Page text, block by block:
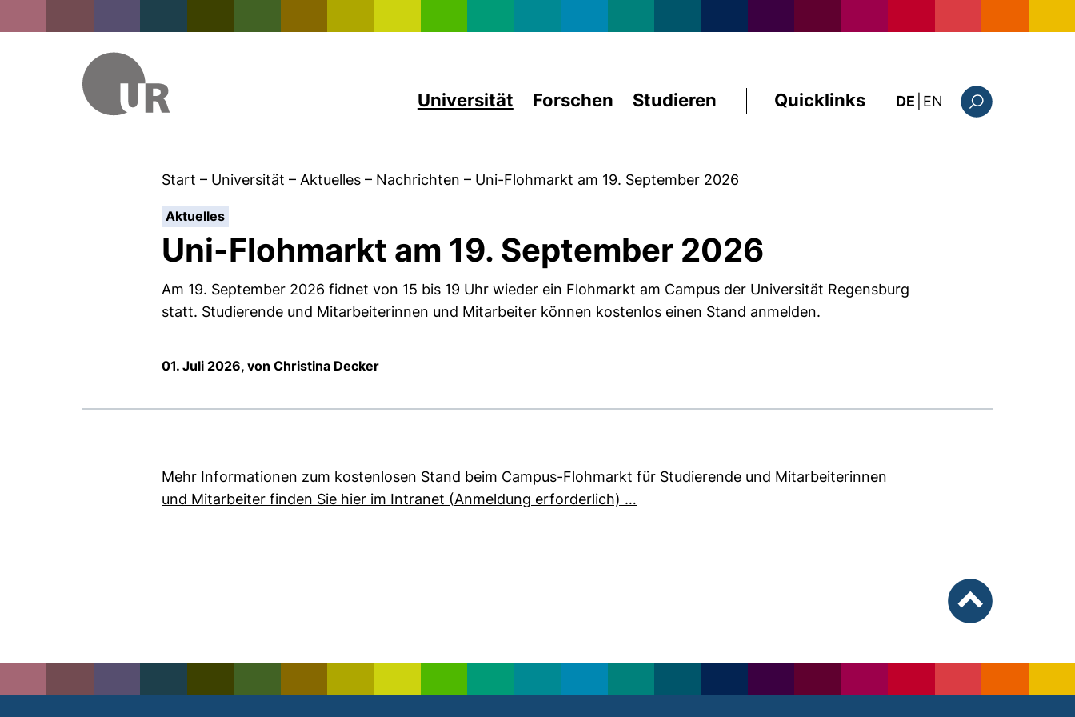
Universität Forschen Studieren Quicklinks DE EN : the current page
Start – Universität – Aktuelles – Nachrichten – Uni-Flohmarkt am 19. September 2026
Aktuelles:
Uni-Flohmarkt am 19. September 2026
Am 19. September 2026 fidnet von 15 bis 19 Uhr wieder ein Flohmarkt am Campus der Universität Regensburg
statt. Studierende und Mitarbeiterinnen und Mitarbeiter können kostenlos einen Stand anmelden.
01. Juli 2026, von Christina Decker
Mehr Informationen zum kostenlosen Stand beim Campus-Flohmarkt für Studierende und Mitarbeiterinnen
und Mitarbeiter finden Sie hier im Intranet (Anmeldung erforderlich) …